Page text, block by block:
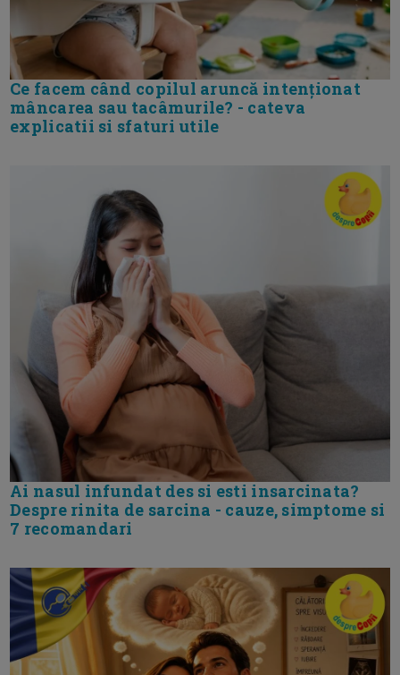
Ce facem când copilul aruncă intenționat
mâncarea sau tacâmurile? - cateva
explicatii si sfaturi utile
Ai nasul infundat des si esti insarcinata?
Despre rinita de sarcina - cauze, simptome si
7 recomandari